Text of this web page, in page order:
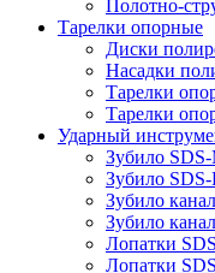
Полотно-
Тарелки опорные
Диски
Насадки
Тарелки
Тарелки
Ударный
Зубило
Зубило SDS-
Зубило
Зубило
Лопатки
Лопатки